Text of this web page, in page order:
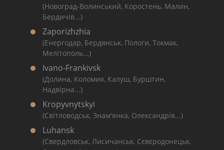
(Новоград-Волинський, Коростень, Малин,
Бердичів...)
Zaporizhzhia
(Енергодар, Бердянськ, Пологи, Токмак,
Мелітополь...)
Ivano-Frankivsk
(Долина, Коломия, Калуш, Бурштин,
Надвірна...)
Kropyvnytskyi
(Світловодськ, Знам'янка, Олександрія...)
Luhansk
(Свердловськ, Лисичанськ, Сєвєродонецьк,